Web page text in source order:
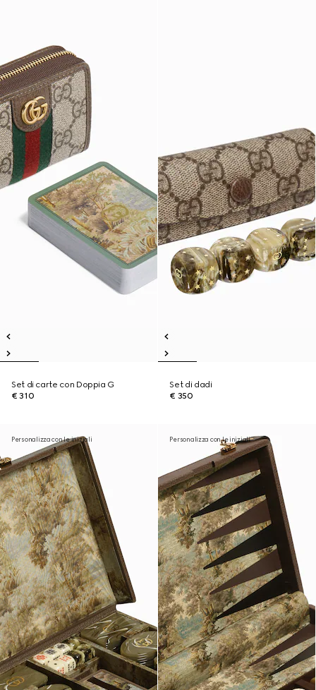
Set di carte con Doppia G
€ 310
Set di dadi
€ 350
Personalizza con le iniziali Personalizza con le iniziali